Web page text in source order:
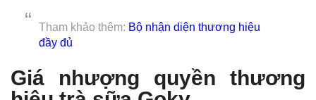
Tham khảo thêm: Bộ nhận diện thương hiệu
đầy đủ
Giá nhượng quyền thương